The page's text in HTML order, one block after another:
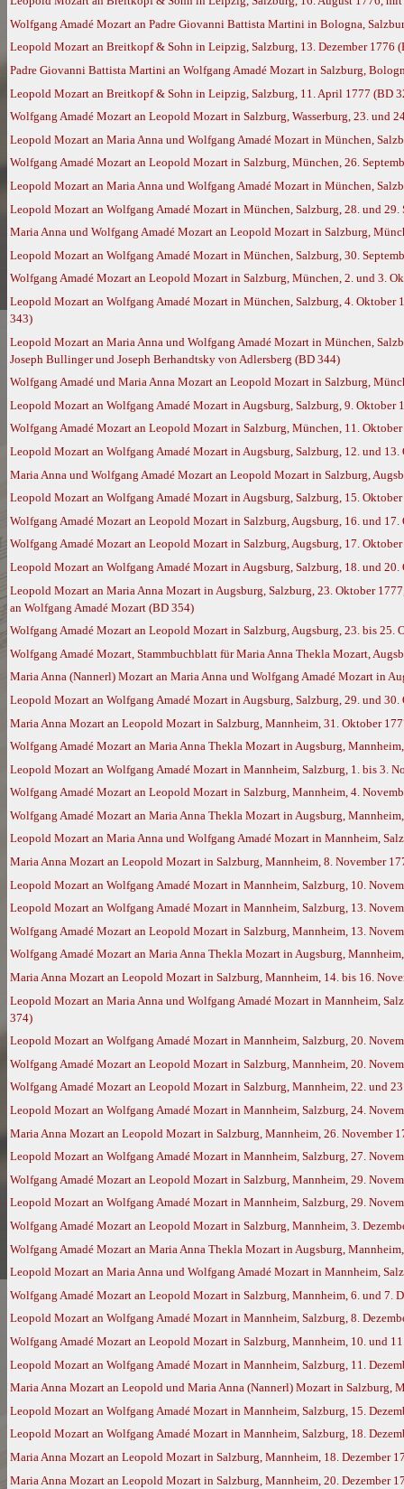
Wolfgang Amadé Mozart an Padre Giovanni Battista Martini in Bologna,
Leopold Mozart an Breitkopf & Sohn in Leipzig, Salzburg, 13. Dezember 1776
Padre Giovanni Battista Martini an Wolfgang Amadé Mozart in Salzburg,
Leopold Mozart an Breitkopf & Sohn in Leipzig, Salzburg, 11. April 1777 (BD
Wolfgang Amadé Mozart an Leopold Mozart in Salzburg, Wasserburg, 23. und
Leopold Mozart an Maria Anna und Wolfgang Amadé Mozart in München,
Wolfgang Amadé Mozart an Leopold Mozart in Salzburg, München, 26.
Leopold Mozart an Maria Anna und Wolfgang Amadé Mozart in München,
Leopold Mozart an Wolfgang Amadé Mozart in München, Salzburg, 28. und
Maria Anna und Wolfgang Amadé Mozart an Leopold Mozart in Salzburg,
Leopold Mozart an Wolfgang Amadé Mozart in München, Salzburg, 30.
Wolfgang Amadé Mozart an Leopold Mozart in Salzburg, München, 2. und 3.
Leopold Mozart an Wolfgang Amadé Mozart in München, Salzburg, 4.
343)
Leopold Mozart an Maria Anna und Wolfgang Amadé Mozart in München,
Joseph Bullinger und Joseph Berhandtsky von Adlersberg (BD 344)
Wolfgang Amadé und Maria Anna Mozart an Leopold Mozart in Salzburg,
Leopold Mozart an Wolfgang Amadé Mozart in Augsburg, Salzburg, 9. Oktober
Wolfgang Amadé Mozart an Leopold Mozart in Salzburg, München, 11.
Leopold Mozart an Wolfgang Amadé Mozart in Augsburg, Salzburg, 12. und
Maria Anna und Wolfgang Amadé Mozart an Leopold Mozart in Salzburg,
Leopold Mozart an Wolfgang Amadé Mozart in Augsburg, Salzburg, 15.
Wolfgang Amadé Mozart an Leopold Mozart in Salzburg, Augsburg, 16. und
Wolfgang Amadé Mozart an Leopold Mozart in Salzburg, Augsburg, 17.
Leopold Mozart an Wolfgang Amadé Mozart in Augsburg, Salzburg, 18. und
Leopold Mozart an Maria Anna Mozart in Augsburg, Salzburg, 23. Oktober
an Wolfgang Amadé Mozart (BD 354)
Wolfgang Amadé Mozart an Leopold Mozart in Salzburg, Augsburg, 23. bis
Wolfgang Amadé Mozart, Stammbuchblatt für Maria Anna Thekla Mozart,
Maria Anna (Nannerl) Mozart an Maria Anna und Wolfgang Amadé Mozart in
Leopold Mozart an Wolfgang Amadé Mozart in Augsburg, Salzburg, 29. und
Maria Anna Mozart an Leopold Mozart in Salzburg, Mannheim, 31. Oktober
Wolfgang Amadé Mozart an Maria Anna Thekla Mozart in Augsburg,
Leopold Mozart an Wolfgang Amadé Mozart in Mannheim, Salzburg, 1. bis 3.
Wolfgang Amadé Mozart an Leopold Mozart in Salzburg, Mannheim, 4.
Wolfgang Amadé Mozart an Maria Anna Thekla Mozart in Augsburg,
Leopold Mozart an Maria Anna und Wolfgang Amadé Mozart in Mannheim,
Maria Anna Mozart an Leopold Mozart in Salzburg, Mannheim, 8. November
Leopold Mozart an Wolfgang Amadé Mozart in Mannheim, Salzburg, 10.
Leopold Mozart an Wolfgang Amadé Mozart in Mannheim, Salzburg, 13.
Wolfgang Amadé Mozart an Leopold Mozart in Salzburg, Mannheim, 13.
Wolfgang Amadé Mozart an Maria Anna Thekla Mozart in Augsburg,
Maria Anna Mozart an Leopold Mozart in Salzburg, Mannheim, 14. bis 16.
Leopold Mozart an Maria Anna und Wolfgang Amadé Mozart in Mannheim,
374)
Leopold Mozart an Wolfgang Amadé Mozart in Mannheim, Salzburg, 20.
Wolfgang Amadé Mozart an Leopold Mozart in Salzburg, Mannheim, 20.
Wolfgang Amadé Mozart an Leopold Mozart in Salzburg, Mannheim, 22. und
Leopold Mozart an Wolfgang Amadé Mozart in Mannheim, Salzburg, 24.
Maria Anna Mozart an Leopold Mozart in Salzburg, Mannheim, 26. November
Leopold Mozart an Wolfgang Amadé Mozart in Mannheim, Salzburg, 27.
Wolfgang Amadé Mozart an Leopold Mozart in Salzburg, Mannheim, 29.
Leopold Mozart an Wolfgang Amadé Mozart in Mannheim, Salzburg, 29.
Wolfgang Amadé Mozart an Leopold Mozart in Salzburg, Mannheim, 3.
Wolfgang Amadé Mozart an Maria Anna Thekla Mozart in Augsburg,
Leopold Mozart an Maria Anna und Wolfgang Amadé Mozart in Mannheim,
Wolfgang Amadé Mozart an Leopold Mozart in Salzburg, Mannheim, 6. und 7.
Leopold Mozart an Wolfgang Amadé Mozart in Mannheim, Salzburg, 8.
Wolfgang Amadé Mozart an Leopold Mozart in Salzburg, Mannheim, 10. und
Leopold Mozart an Wolfgang Amadé Mozart in Mannheim, Salzburg, 11.
Maria Anna Mozart an Leopold und Maria Anna (Nannerl) Mozart in Salzburg,
Leopold Mozart an Wolfgang Amadé Mozart in Mannheim, Salzburg, 15.
Leopold Mozart an Wolfgang Amadé Mozart in Mannheim, Salzburg, 18.
Maria Anna Mozart an Leopold Mozart in Salzburg, Mannheim, 18. Dezember
Maria Anna Mozart an Leopold Mozart in Salzburg, Mannheim, 20. Dezember